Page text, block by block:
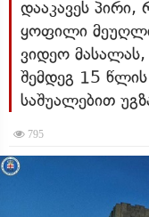
დააკავეს
ყოფილი
ვიდეო
შემდეგ 15
საშუალებით
795